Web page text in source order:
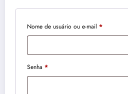
Nome de usuário ou e-mail *Obrigatório
Senha *Obrigatório